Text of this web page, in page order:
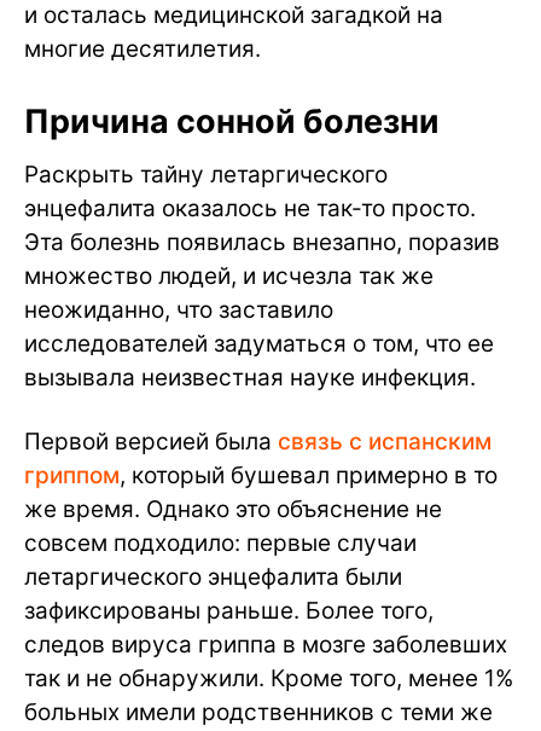
и осталась медицинской загадкой на
многие десятилетия.
Причина сонной болезни
Раскрыть тайну летаргического
энцефалита оказалось не так-то просто.
Эта болезнь появилась внезапно, поразив
множество людей, и исчезла так же
неожиданно, что заставило
исследователей задуматься о том, что ее
вызывала неизвестная науке инфекция.
Первой версией была связь с испанским
гриппом, который бушевал примерно в то
же время. Однако это объяснение не
совсем подходило: первые случаи
летаргического энцефалита были
зафиксированы раньше. Более того,
следов вируса гриппа в мозге заболевших
так и не обнаружили. Кроме того, менее 1%
больных имели родственников с теми же